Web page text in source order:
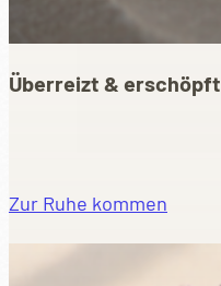
Überreizt & erschöpft
Zur Ruhe kommen